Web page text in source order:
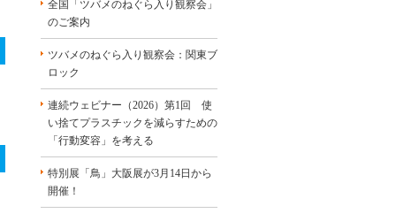
全国「ツバメのねぐら入り観察会」
のご案内
ツバメのねぐら入り観察会：関東ブ
ロック
連続ウェビナー（2026）第1回 使
い捨てプラスチックを減らすための
「行動変容」を考える
特別展「鳥」大阪展が3月14日から
開催！